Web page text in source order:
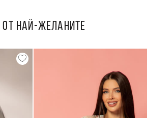
НАЙ-ЖЕЛАНИТЕ